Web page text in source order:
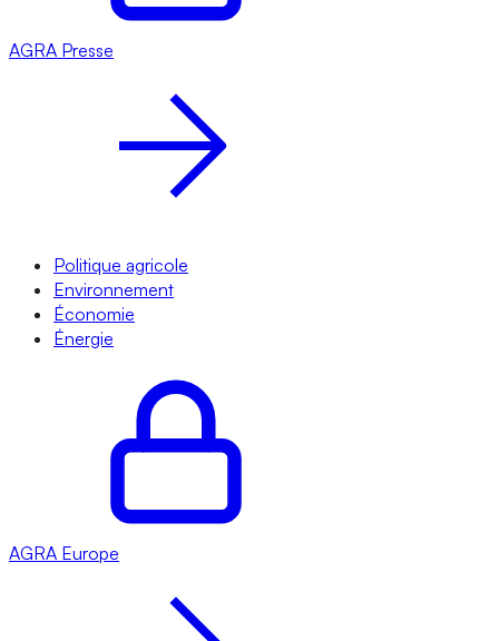
AGRA Presse
Politique agricole
Environnement
Économie
Énergie
AGRA Europe